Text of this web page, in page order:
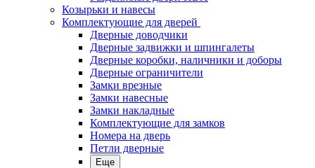
Козырьки и навесы
Комплектующие для дверей
Дверные доводчики
Дверные задвижки и шпингалеты
Дверные коробки, наличники и доборы
Дверные ограничители
Замки врезные
Замки навесные
Замки накладные
Комплектующие для замков
Номера на дверь
Петли дверные
Еще